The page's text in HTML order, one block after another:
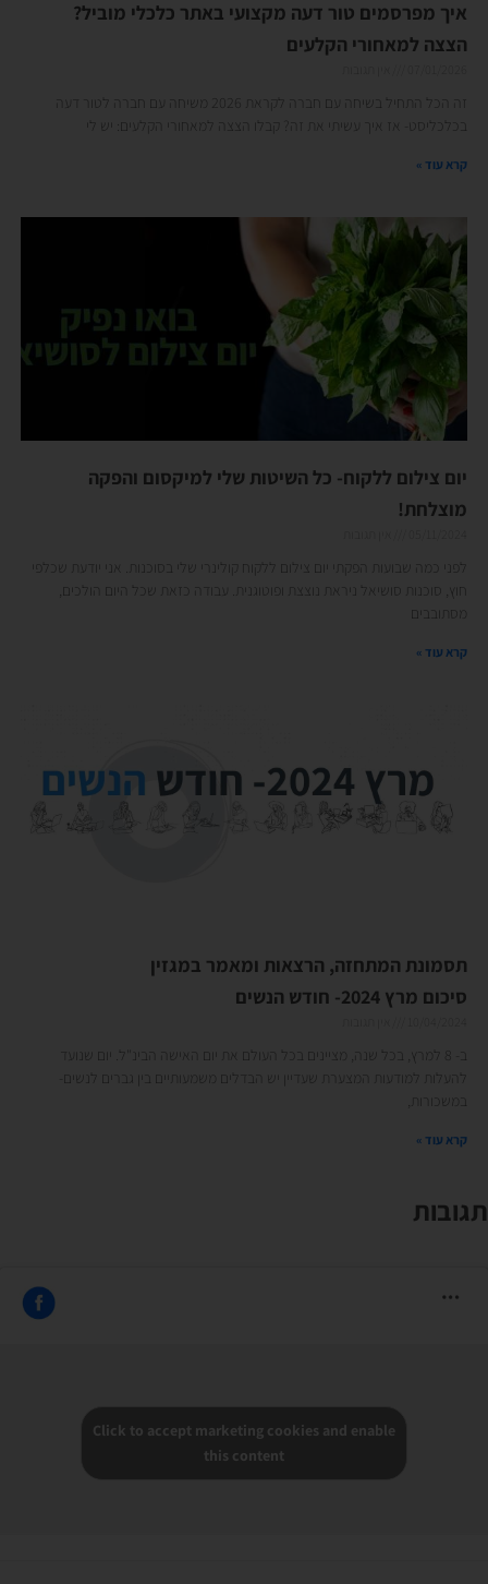
איך מפרסמים טור דעה מקצועי באתר כלכלי מוביל?
הצצה למאחורי הקלעים
זה הכל התחיל בשיחה עם חברה לקראת 2026 משיחה עם חברה לטור דעה
בכלכליסט- אז איך עשיתי את זה? קבלו הצצה למאחורי הקלעים: יש לי
קרא עוד »
יום צילום ללקוח- כל השיטות שלי למיקסום והפקה
מוצלחת!
לפני כמה שבועות הפקתי יום צילום ללקוח קולינרי שלי בסוכנות. אני יודעת שכלפי
חוץ, סוכנות סושיאל ניראת נוצצת ופוטוגנית. עבודה כזאת שכל היום הולכים,
מסתובבים
קרא עוד »
תסמונת המתחזה, הרצאות ומאמר במגזין
סיכום מרץ 2024- חודש הנשים
ב- 8 למרץ, בכל שנה, מציינים בכל העולם את יום האישה הבינ"ל. יום שנועד
להעלות למודעות המצערת שעדיין יש הבדלים משמעותיים בין גברים לנשים-
במשכורות,
קרא עוד »
תגובות
Click to accept marketing cookies and enable
this content